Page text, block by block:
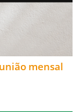
mensal